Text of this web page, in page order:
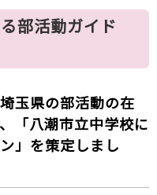
部活動ガイド
玉県の部活動の在
「八潮市立中学校に
」を策定しまし